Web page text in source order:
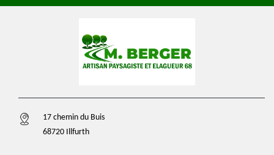
17 chemin du Buis
68720 Illfurth